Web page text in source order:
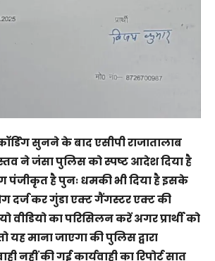
सुनने के बाद एसीपी राजातालाब
ने जंसा पुलिस को स्पष्ट आदेश दिया है
पंजीकृत है पुनः धमकी भी दिया है इसके
दर्ज कर गुंडा एक्ट गैंगस्टर एक्ट की
वीडियो का परिसिलन करें अगर प्रार्थी को
यह माना जाएगा की पुलिस द्वारा
नहीं की गई कार्यवाही का रिपोर्ट सात